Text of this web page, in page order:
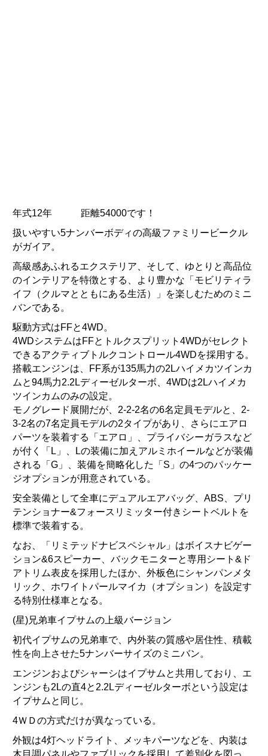
年式12年 距離54000です！
扱いやすい5ナンバーボディの高級ファミリービークル
がガイア。
高級感あふれるエクステリア、そして、 ゆとりと高品位
のインテリアを特徴とする、より豊かな「 モビリティラ
イフ（クルマとともにある生活）」
を楽しむためのミニ
バンである。
駆動方式はFFと4WD。
4WDシステムはFFとトルクスプリット4WDがセレクト
できるアクティブトルクコントロール4WDを採用する。
搭載エンジンは、
FF系が135馬力の2Lハイメカツインカ
ムと94馬力2.2Lディーゼルターボ、4WDは2Lハイメカ
ツインカムのみの設定。
モノグレード展開だが、2-2-2名の6名定員モデルと、2-
3-2名の7名定員モデルの2タイプがあり、
さらにエアロ
パーツを装着する「エアロ」、 プライバシーガラスなど
が付く「L」、
Lの装備に加えアルミホイールなどが装備
される「G」、装備を簡略化した「S」の4つのパッケー
ジオプションが用意されている。
安全装備として全車にデュアルエアバッグ、ABS、 プリ
テンショナー&フォースリミッター付きシートベルトを
標準で装着する。
なお、「リミテッドナビスペシャル」はボイスナビゲー
ション&6スピーカー、バックモニターと専用シート& ド
アトリム表皮を採用したほか、外板色にシャンパンメタ
リック、 ホワイトパールマイカ（オプション）
を設定す
る特別仕様車となる。
(星)兄弟車イプサムの上級バージョン
初代イプサムの兄弟車で、内外装の質感や居住性、積載
性を向上させた5ナンバーサイズのミニバン。
エンジンおよびシャーシはイプサムと共用しており、 エ
ンジンも2Lの直4と2.2Lディーゼルターボという設定は
イプサムと同じ。
4ＷＤの方式だけが異なっている。
外観は4灯ヘッドライト、メッキパーツなどを、 内装は
木目調パネルやファブリックを採用して差別化を図っ